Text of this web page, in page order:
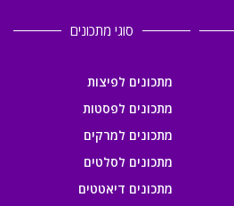
סוגי מתכונים
מתכונים לפיצות
מתכונים לפסטות
מתכונים למרקים
מתכונים לסלטים
מתכונים דיאטטים